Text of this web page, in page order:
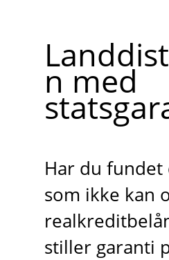
n med
Har du fundet
som ikke kan
stiller garanti